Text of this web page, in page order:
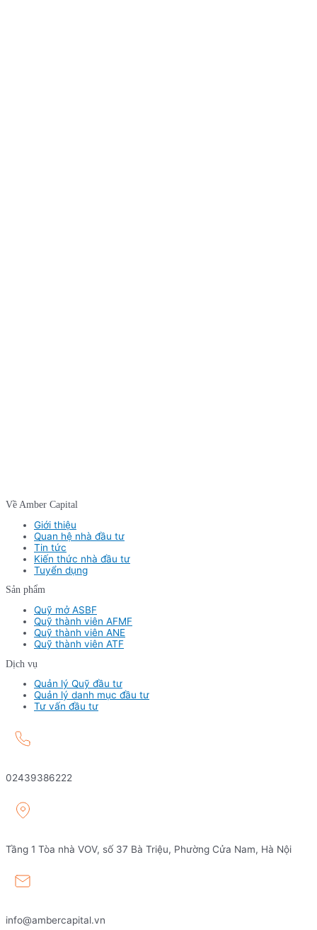
Về Amber Capital
Giới thiệu
Quan hệ nhà đầu tư
Tin tức
Kiến thức nhà đầu tư
Tuyển dụng
Sản phẩm
Quỹ mở ASBF
Quỹ thành viên AFMF
Quỹ thành viên ANE
Quỹ thành viên ATF
Dịch vụ
Quản lý Quỹ đầu tư
Quản lý danh mục đầu tư
Tư vấn đầu tư
02439386222
Tầng 1 Tòa nhà VOV, số 37 Bà Triệu, Phường Cửa Nam, Hà Nội
info@ambercapital.vn